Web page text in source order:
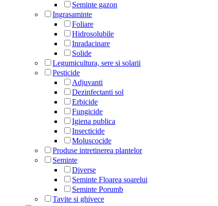
Seminte gazon
Ingrasaminte
Foliare
Hidrosolubile
Inradacinare
Solide
Legumicultura, sere si solarii
Pesticide
Adjuvanti
Dezinfectanti sol
Erbicide
Fungicide
Igiena publica
Insecticide
Moluscocide
Produse intretinerea plantelor
Seminte
Diverse
Seminte Floarea soarelui
Seminte Porumb
Tavite si ghivece